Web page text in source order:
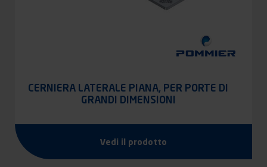
CERNIERA LATERALE PIANA, PER PORTE DI
GRANDI DIMENSIONI
Vedi il prodotto